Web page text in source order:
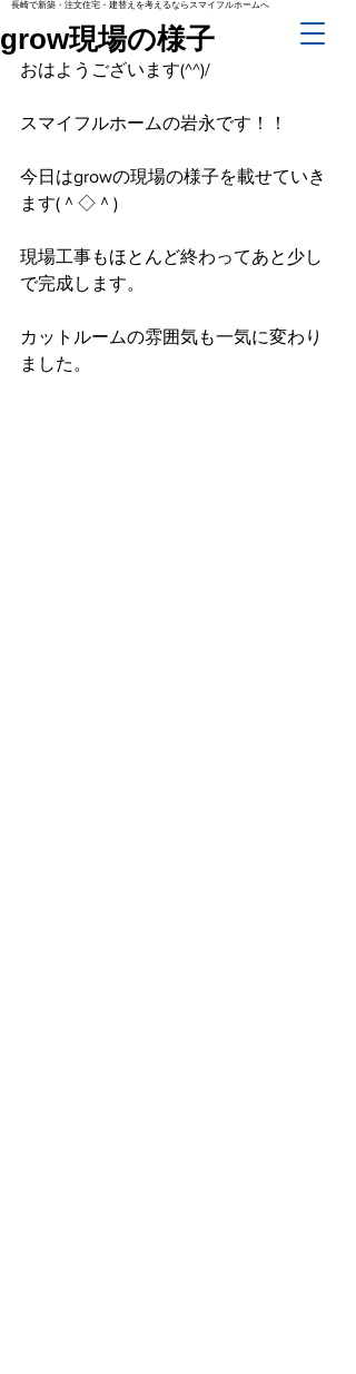
長崎で新築・注文住宅・建替えを考えるならスマイフルホームへ
grow現場の様子
おはようございます(^^)/
スマイフルホームの岩永です！！
今日はgrowの現場の様子を載せていき
ます(＾◇＾)
現場工事もほとんど終わってあと少し
で完成します。
カットルームの雰囲気も一気に変わり
ました。